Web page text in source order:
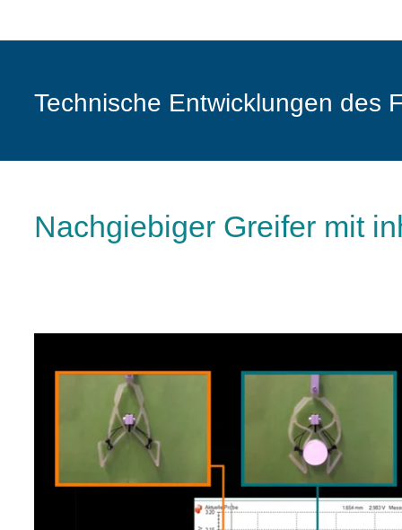
Technische Entwicklungen des
Nachgiebiger Greifer mit